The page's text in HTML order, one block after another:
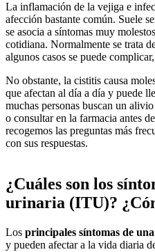
La inflamación de la vejiga e
afección bastante común. Suele
se asocia a síntomas muy
cotidiana. Normalmente se trata
algunos casos se puede
No obstante, la cistitis causa
que afectan al día a día y puede
muchas personas buscan un
o consultar en la farmacia antes
recogemos las preguntas más
con sus respuestas.
¿Cuáles son los
urinaria (ITU)?
Los principales síntomas de
y pueden afectar a la vida diaria